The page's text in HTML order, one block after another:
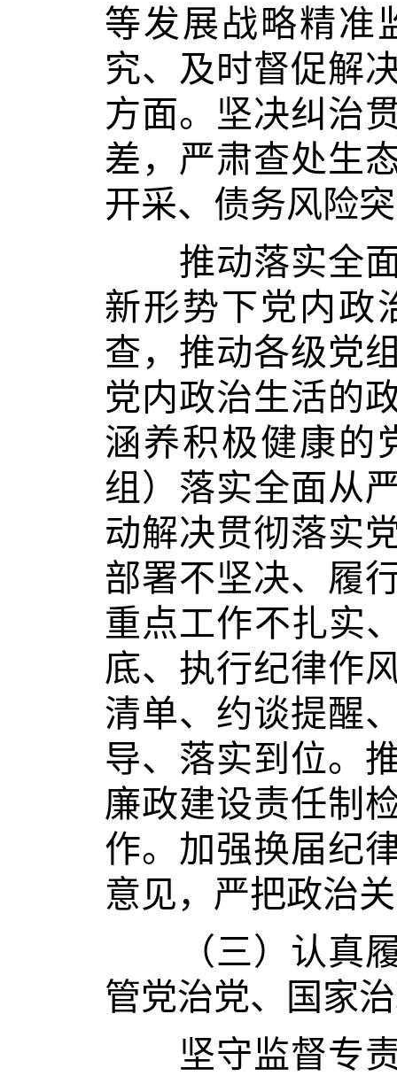
等发展战略精准
究、及时督促解
方面。坚决纠治
差，严肃查处生
开采、债务风险
推动落实全面
新形势下党内政
查，推动各级党
党内政治生活的
涵养积极健康的
组）落实全面从
动解决贯彻落实
部署不坚决、履
重点工作不扎实
底、执行纪律作
清单、约谈提醒
导、落实到位。
廉政建设责任制
作。加强换届纪
意见，严把政治
（三）认真履
管党治党、国家
坚守监督专责